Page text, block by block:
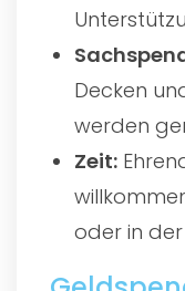
Decken
werden
Zeit:
oder in